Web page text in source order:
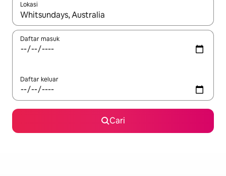
Lokasi
Apabila hasil tersedia, navigasi dengan kekunci anak panah
Daftar masuk
Daftar keluar
Cari